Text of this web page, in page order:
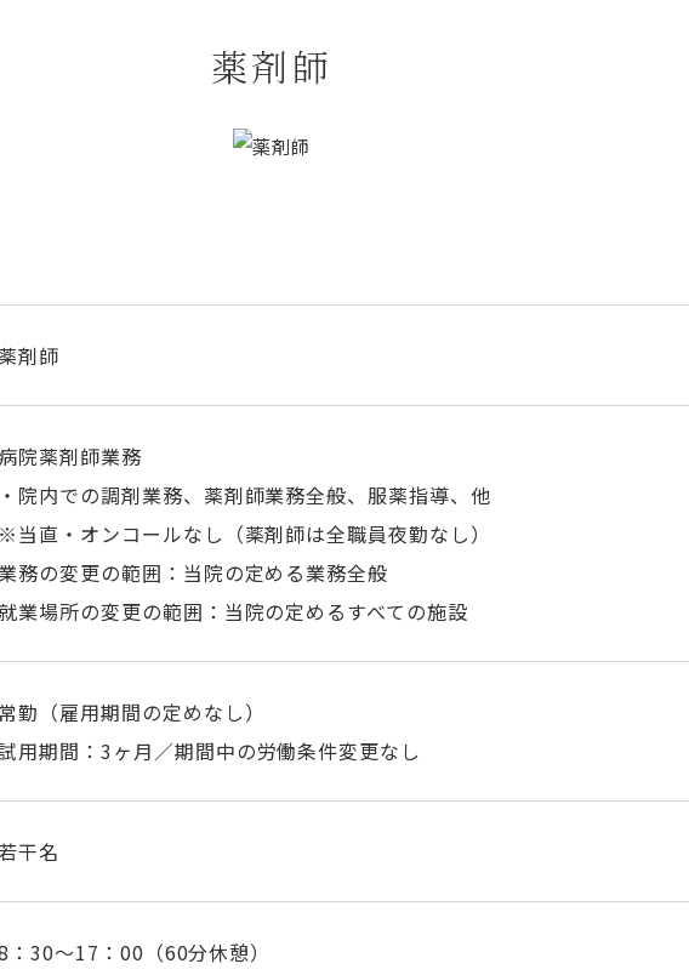
薬剤師
剤師
院薬剤師業務
院内での調剤業務、薬剤師業務全般、服薬指導、他
当直・オンコールなし （薬剤師は全職員夜勤なし）
務の変更の範囲：当院の定める業務全般
業場所の変更の範囲：当院の定めるすべての施設
勤（雇用期間の定めなし）
用期間： 3ヶ月／期間中の労働条件変更なし
干名
：30～17：00（60分休憩）